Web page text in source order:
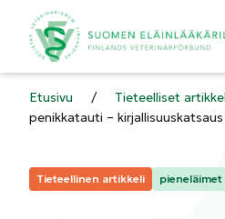
Etusivu / Tieteelliset
penikkatauti –
Kategoriat:
Tieteellinen artikkeli pieneläimet